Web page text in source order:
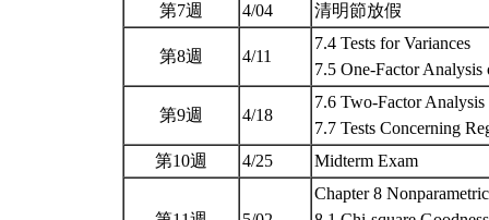
第7週
4/04 清明節放假
第8週 4/11
7.4 Tests for Variances
7.5 One-Factor
第9週 4/18
7.6 Two-Factor Analysis
7.7 Tests Concerning
第10週
4/25 Midterm Exam
Chapter 8